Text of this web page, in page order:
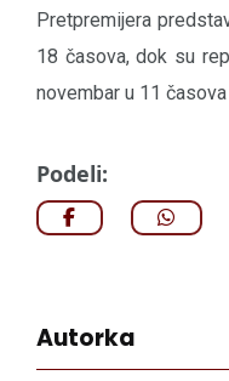
Pretpremijera
18 časova, dok su
novembar u 11
Podeli:
Autorka